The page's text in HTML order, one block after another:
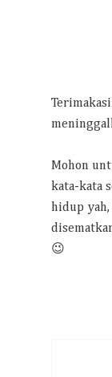
Mohon
kata-kata
hidup
😉